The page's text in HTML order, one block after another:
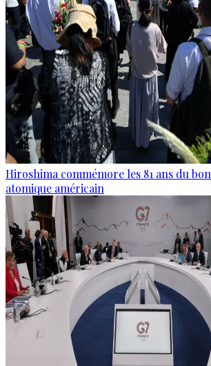
Hiroshima commémore les 81 ans du
atomique américain